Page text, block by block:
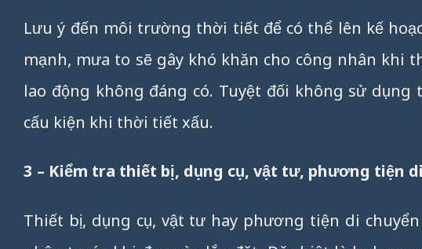
Lưu ý đến môi trường thời tiết để có thể lên kế
mạnh, mưa to sẽ gây khó khăn cho công nhân
lao động không đáng có. Tuyệt đối không sử
cấu kiện khi thời tiết xấu.
3 – Kiểm tra thiết bị, dụng cụ, vật tư, phương tiện di
Thiết bị, dụng cụ, vật tư hay phương tiện di